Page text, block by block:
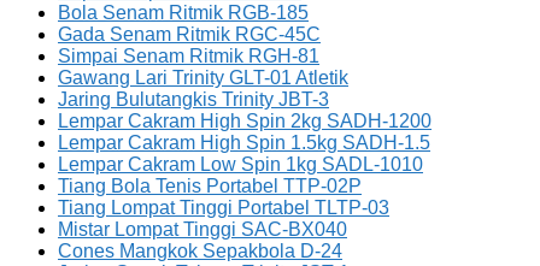
Bola Senam Ritmik RGB-185
Gada Senam Ritmik RGC-45C
Simpai Senam Ritmik RGH-81
Gawang Lari Trinity GLT-01 Atletik
Jaring Bulutangkis Trinity JBT-3
Lempar Cakram High Spin 2kg SADH-1200
Lempar Cakram High Spin 1.5kg SADH-1.5
Lempar Cakram Low Spin 1kg SADL-1010
Tiang Bola Tenis Portabel TTP-02P
Tiang Lompat Tinggi Portabel TLTP-03
Mistar Lompat Tinggi SAC-BX040
Cones Mangkok Sepakbola D-24